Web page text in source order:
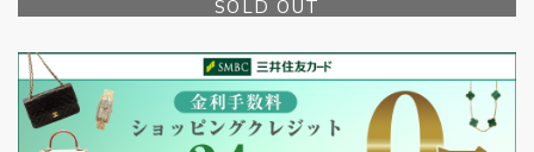
SOLD OUT